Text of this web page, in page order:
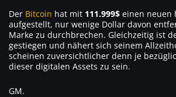
Der Bitcoin hat mit 111.999$ einen neuen
aufgestellt, nur wenige Dollar davon
Marke zu durchbrechen. Gleichzeitig ist
gestiegen und nähert sich seinem
scheinen zuversichtlicher denn je
dieser digitalen Assets zu sein.
GM.